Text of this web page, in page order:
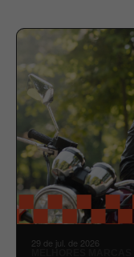
29 de jul. de 2026